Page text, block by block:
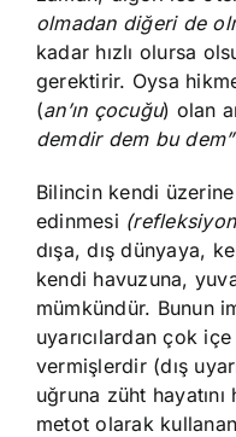
olmadan diğeri de
kadar hızlı olursa
gerektirir. Oysa
(an’ın çocuğu) olan
demdir dem bu dem”
Bilincin kendi
edinmesi
dışa, dış dünyaya,
kendi havuzuna,
mümkündür. Bunun
uyarıcılardan çok
vermişlerdir (dış
uğruna züht
metot olarak